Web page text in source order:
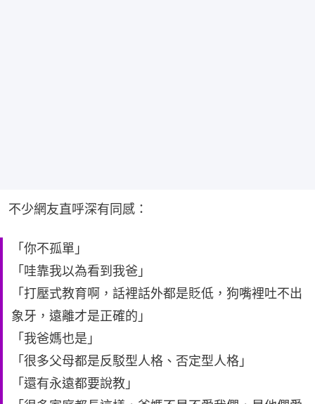
不少網友直呼深有同感：
「你不孤單」
「哇靠我以為看到我爸」
「打壓式教育啊，話裡話外都是貶低，狗嘴裡吐不出
象牙，遠離才是正確的」
「我爸媽也是」
「很多父母都是反駁型人格、否定型人格」
「還有永遠都要說教」